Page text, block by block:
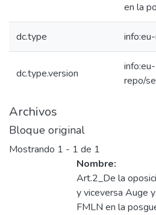
en la
dc.type
dc.type.version
info:eu-
repo/
Archivos
Bloque original
Mostrando 1 - 1 de 1
Nombre:
Art.2_De la
y viceversa Auge
FMLN en la